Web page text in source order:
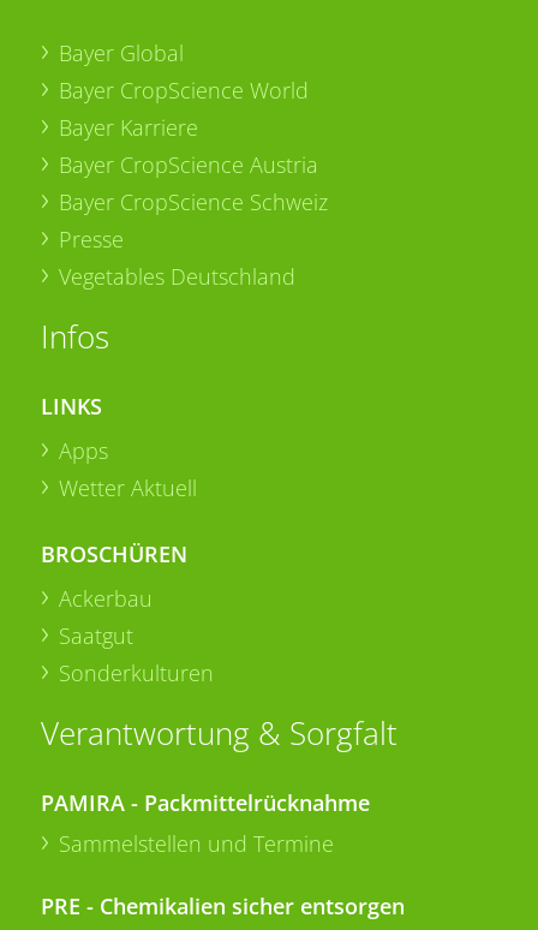
Bayer Global
Bayer CropScience World
Bayer Karriere
Bayer CropScience Austria
Bayer CropScience Schweiz
Presse
Vegetables Deutschland
Infos
LINKS
Apps
Wetter Aktuell
BROSCHÜREN
Ackerbau
Saatgut
Sonderkulturen
Verantwortung & Sorgfalt
PAMIRA - Packmittelrücknahme
Sammelstellen und Termine
PRE - Chemikalien sicher entsorgen